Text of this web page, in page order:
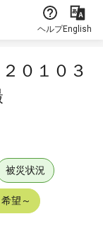
ヘルプEnglish
０１０３
被災状況
望～